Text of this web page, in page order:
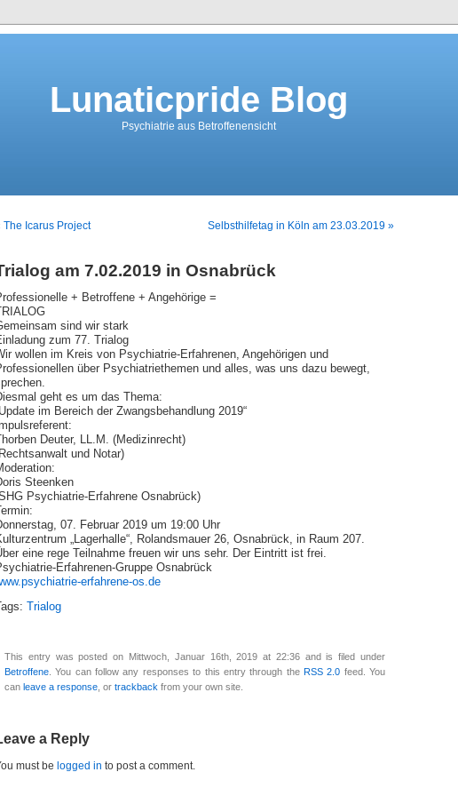
Lunaticpride Blog
Psychiatrie aus Betroffenensicht
The Icarus Project Selbsthilfetag in Köln am 23.03.2019 »
am 7.02.2019 in Osnabrück
+ Betroffene + Angehörige =
sind wir stark
zum 77. Trialog
wollen im Kreis von Psychiatrie-Erfahrenen, Angehörigen und
über Psychiatriethemen und alles, was uns dazu bewegt,
geht es um das Thema:
„Update im Bereich der Zwangsbehandlung 2019“
Deuter, LL.M. (Medizinrecht)
und Notar)
Steenken
Psychiatrie-Erfahrene Osnabrück)
07. Februar 2019 um 19:00 Uhr
„Lagerhalle“, Rolandsmauer 26, Osnabrück, in Raum 207.
eine rege Teilnahme freuen wir uns sehr. Der Eintritt ist frei.
Erfahrenen-Gruppe Osnabrück
erfahrene-os.de
Tags: Trialog
This entry was posted on Mittwoch, Januar 16th, 2019 at 22:36 and is filed under
Betroffene . You can follow any responses to this entry through the RSS 2.0 feed. You
can leave a response , or trackback from your own site.
a Reply
must be logged in to post a comment.